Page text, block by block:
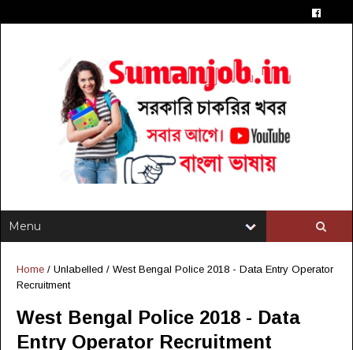
Home / Unlabelled / West Bengal Police 2018 - Data Entry Operator
Recruitment
West Bengal Police 2018 - Data
Entry Operator Recruitment